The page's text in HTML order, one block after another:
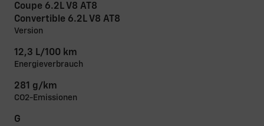
Coupe 6.2L V8 AT8
Convertible 6.2L V8 AT8
Version
12,3 L/100 km
Energieverbrauch
281 g/km
CO2-Emissionen
G